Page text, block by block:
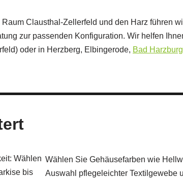
Clausthal-Zellerfeld und den Harz führen
zur passenden Konfiguration. Wir helfen
oder in Herzberg, Elbingerode, Bad Harzburg
Wählen
bis
Wählen Sie Gehäusefarben wie
Auswahl pflegeleichter Textilgewebe